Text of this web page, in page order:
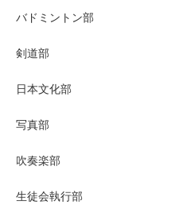
バドミントン部
剣道部
日本文化部
写真部
吹奏楽部
生徒会執行部